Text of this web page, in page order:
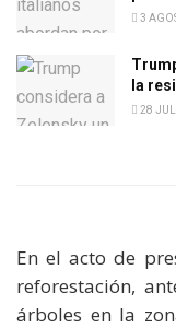
3
la
28
En el acto de
reforestación,
árboles en la